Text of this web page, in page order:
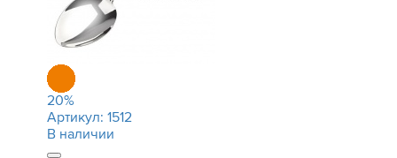
20%
Артикул: 1512
В наличии